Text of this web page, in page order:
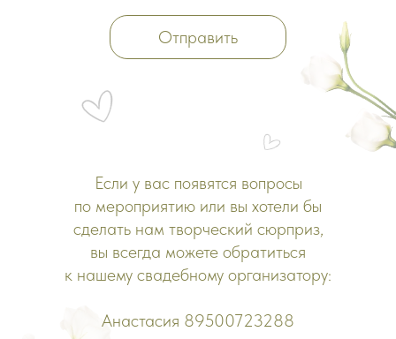
Если у вас появятся вопросы
по мероприятию или вы хотели бы
сделать нам творческий сюрприз,
вы всегда можете обратиться
к нашему свадебному организатору:
Анастасия 89500723288
Отправить